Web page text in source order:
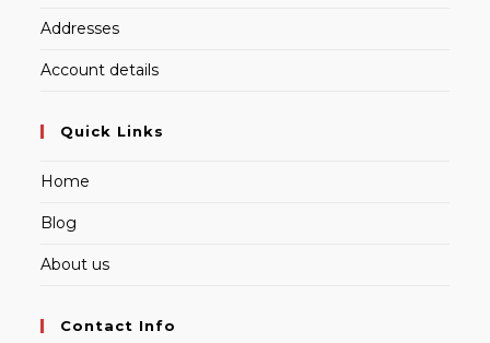
Addresses
Account details
Quick Links
Home
Blog
About us
Contact Info